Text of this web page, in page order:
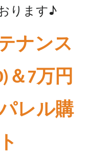
ります♪
ナンス
＆7万円
レル購